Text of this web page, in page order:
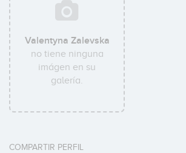
Valentyna Zalevska
no tiene ninguna
imágen en su
galería.
COMPARTIR PERFIL